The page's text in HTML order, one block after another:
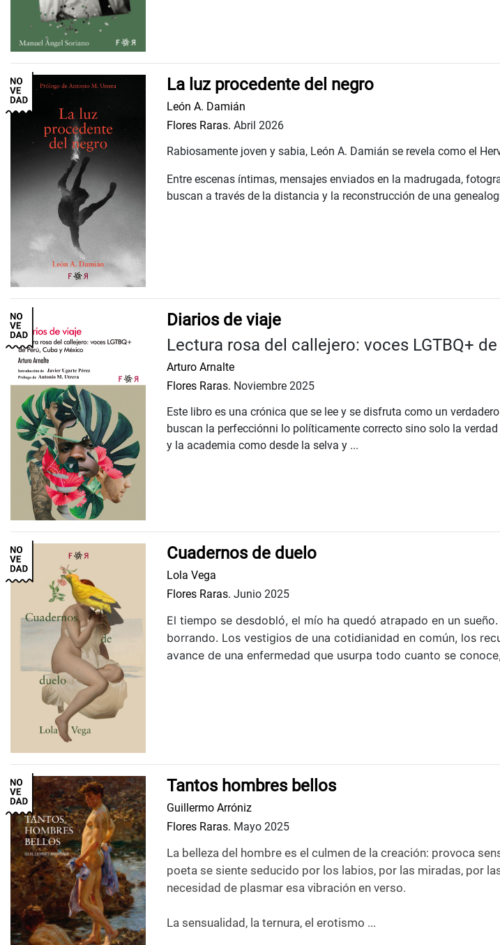
La luz procedente del negro
León A. Damián
Flores Raras. Abril 2026
Rabiosamente joven y sabia, León A. Damián se revela como el
Entre escenas íntimas, mensajes enviados en la madrugada,
buscan a través de la distancia y la reconstrucción de una
Diarios de viaje
Lectura rosa del callejero: voces LGTBQ+
Arturo Arnalte
Flores Raras. Noviembre 2025
Este libro es una crónica que se lee y se disfruta como un
buscan la perfecciónni lo políticamente correcto sino solo la
y la academia como desde la selva y ...
Cuadernos de duelo
Lola Vega
Flores Raras. Junio 2025
El tiempo se desdobló, el mío ha quedó atrapado en un
borrando. Los vestigios de una cotidianidad en común, los
avance de una enfermedad que usurpa todo cuanto se
Tantos hombres bellos
Guillermo Arróniz
Flores Raras. Mayo 2025
La belleza del hombre es el culmen de la creación: provoca
poeta se siente seducido por los labios, por las miradas, por
necesidad de plasmar esa vibración en verso.
La sensualidad, la ternura, el erotismo ...